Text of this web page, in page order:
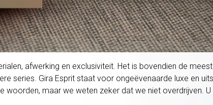
afwerking en exclusiviteit. Het is bovendien de
series. Gira Esprit staat voor ongeëvenaarde luxe en
woorden, maar we weten zeker dat we niet overdrijven.